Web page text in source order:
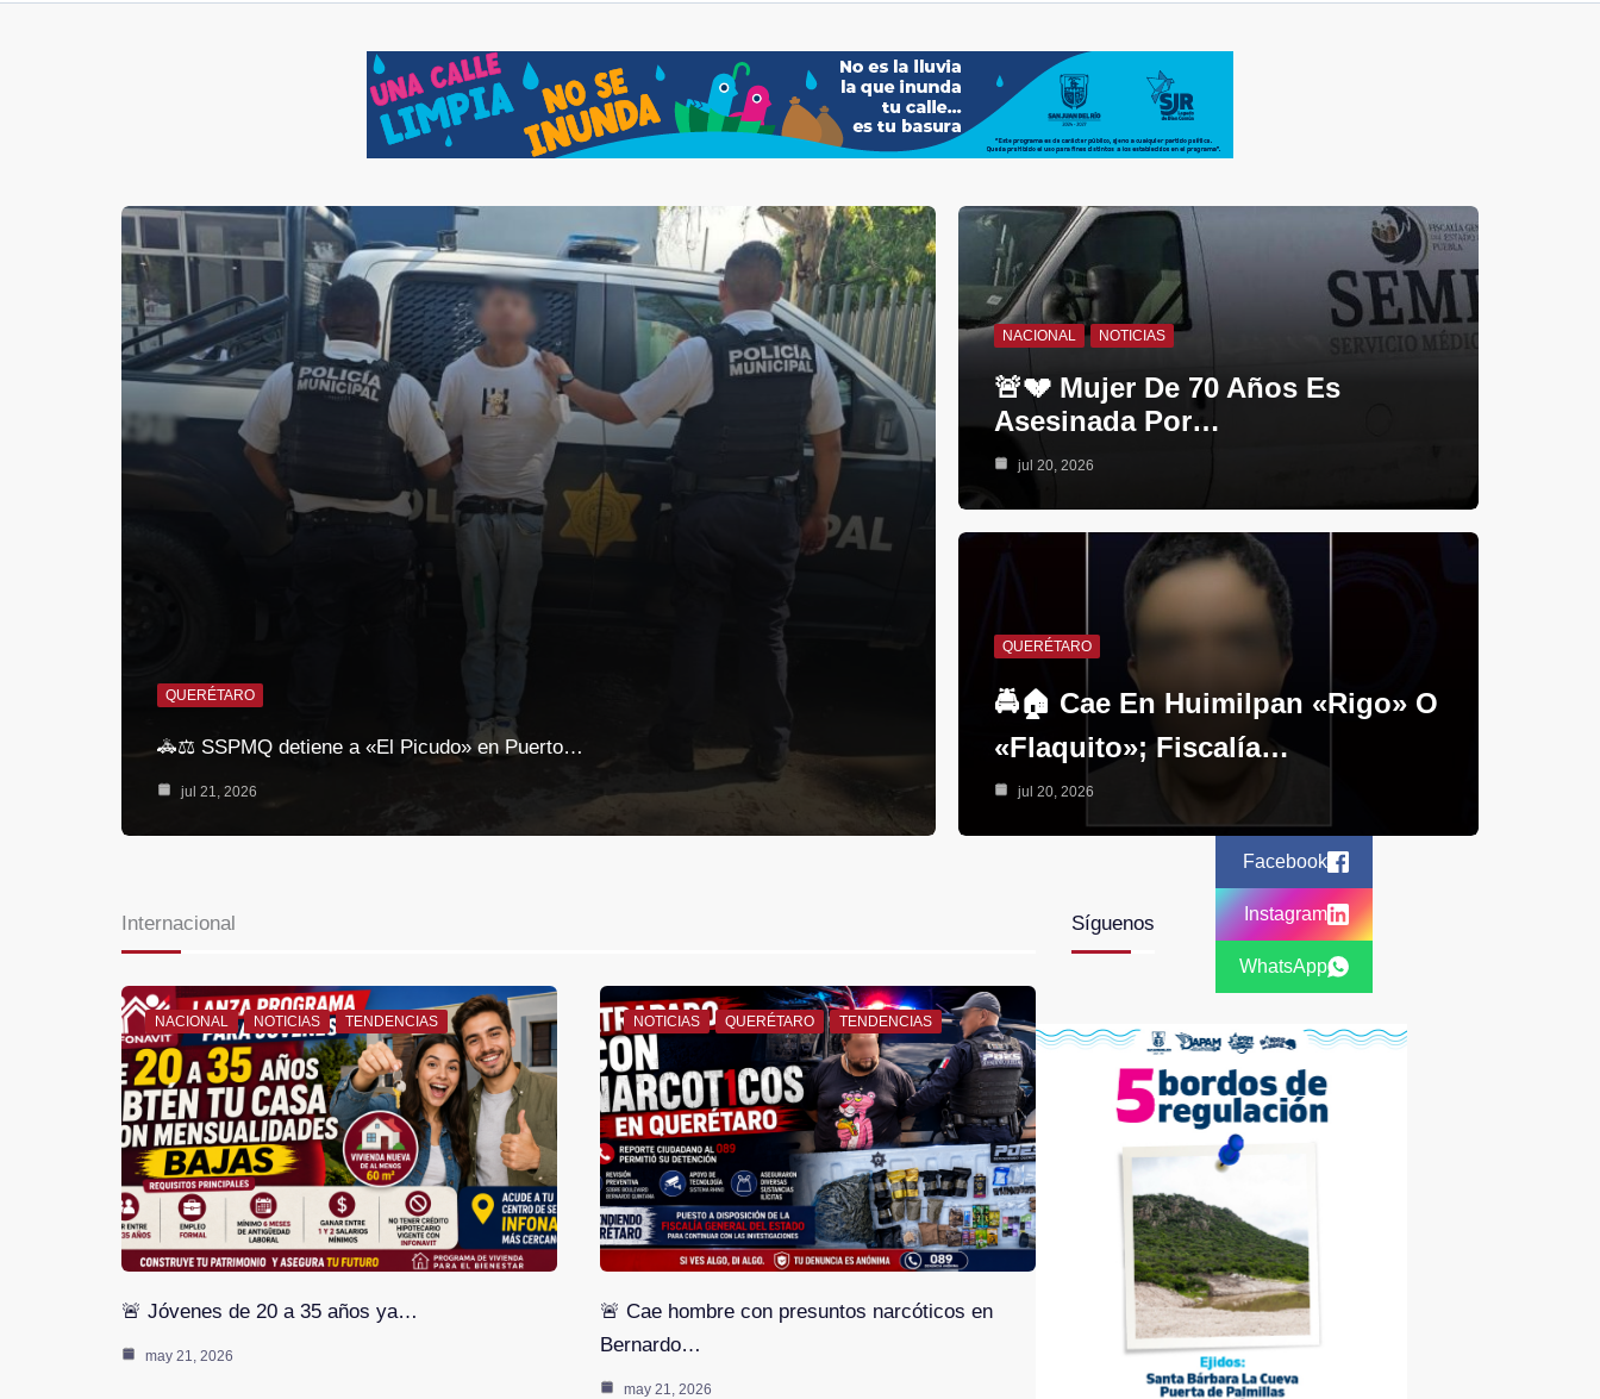
QUERÉTARO
🚓⚖️ SSPMQ detiene a «El Picudo» en Puerto…
jul 21, 2026
NACIONAL NOTICIAS
🚨💔 Mujer De 70 Años Es
Asesinada Por…
jul 20, 2026
QUERÉTARO
🚔🏠 Cae En Huimilpan «Rigo» O
«Flaquito»; Fiscalía…
jul 20, 2026
Internacional
NACIONAL NOTICIAS TENDENCIAS
🚨 Jóvenes de 20 a 35 años ya…
may 21, 2026
NOTICIAS QUERÉTARO TENDENCIAS
🚨 Cae hombre con presuntos narcóticos en
Bernardo…
may 21, 2026
Síguenos
Facebook
Instagram
WhatsApp